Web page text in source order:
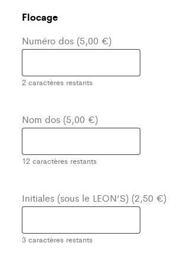
Flocage
Numéro dos (5,00 €)
2 caractères restants
Nom dos (5,00 €)
12 caractères restants
Initiales (sous le LEON’S) (2,50 €)
3 caractères restants